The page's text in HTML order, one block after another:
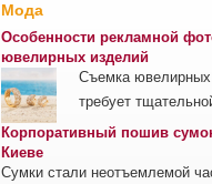
Мода
Особенности рекламной
ювелирных изделий
Съемка ювелирных
требует
Корпоративный пошив
Киеве
Сумки стали неотъемлемой